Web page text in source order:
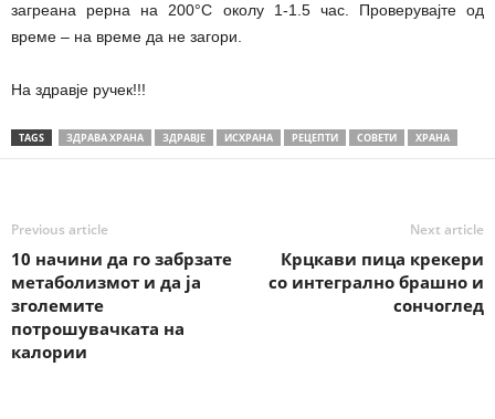
загреана рерна на 200°С околу 1-1.5 час. Проверувајте од
време – на време да не загори.
На здравје ручек!!!
TAGS ЗДРАВА ХРАНА ЗДРАВЈЕ ИСХРАНА РЕЦЕПТИ СОВЕТИ ХРАНА
Previous article
10 начини да го забрзате
метаболизмот и да ја
зголемите
потрошувачката на
калории
Next article
Крцкави пица крекери
со интегрално брашно и
сончоглед